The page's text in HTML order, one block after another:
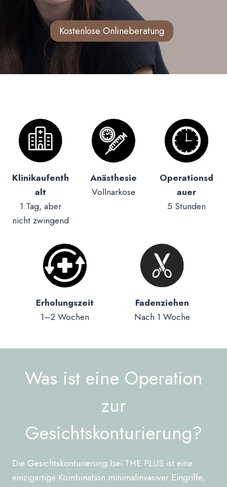
Kostenlose Onlineberatung
Klinikaufenth
alt
1 Tag, aber
nicht zwingend
Anästhesie
Vollnarkose
Operationsd
auer
5 Stunden
Erholungszeit
1–2 Wochen
Fadenziehen
Nach 1 Woche
Was ist eine Operation
zur
Gesichtskonturierung?
Die Gesichtskonturierung bei THE PLUS ist eine
einzigartige Kombination minimalinvasiver Eingriffe,